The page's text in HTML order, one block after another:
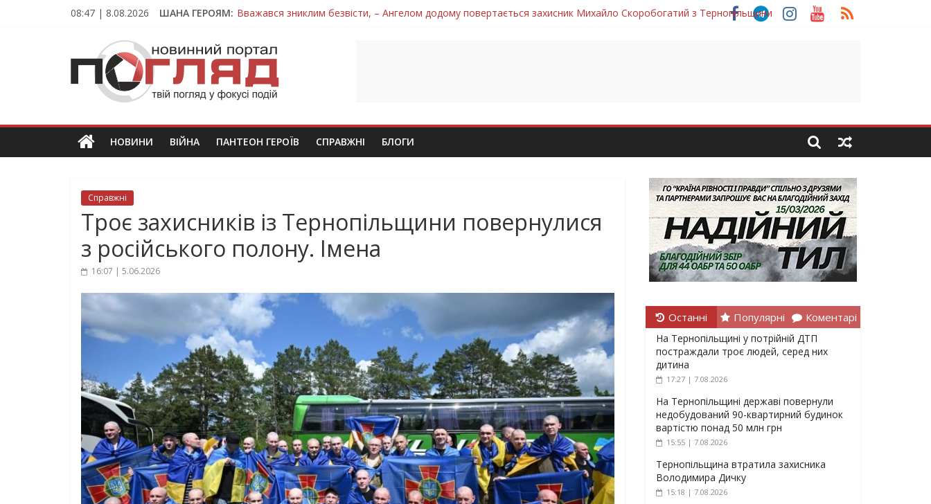
08:47 | 8.08.2026 ШАНА ГЕРОЯМ: Вважався зниклим безвісти, – Ангелом додому повертається захисник Михайло Скоробогатий з Тернопільщини
Тернопільщина втратила захисника Володимира Вельму
Захисник з Тернопільщини Петро Федів повертається до рідного дому «на щиті»
Тернопільщина втратила захисника Володимира Дичку
ПОГЛЯД
Новини
Тернополя.
новини
та
НОВИНИ ВІЙНА ПАНТЕОН ГЕРОЇВ СПРАВЖНІ БЛОГИ
Справжні
Троє захисників із Тернопільщини повернулися
з російського полону. Імена
16:07 | 5.06.2026
Останні Популярні Коментарі
На Тернопільщині у потрійній ДТП
постраждали троє людей, серед них
дитина
17:27 | 7.08.2026
На Тернопільщині державі повернули
недобудований 90-квартирний будинок
вартістю понад 50 млн грн
15:55 | 7.08.2026
Тернопільщина втратила захисника
Володимира Дичку
15:18 | 7.08.2026